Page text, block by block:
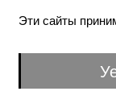
Эти сайты